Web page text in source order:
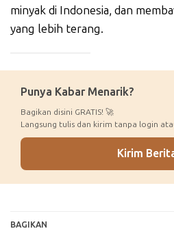
minyak di Indonesia, dan
yang lebih terang.
Punya Kabar Menarik?
Bagikan disini GRATIS! 🚀
Langsung tulis dan kirim tanpa login
Kirim
BAGIKAN